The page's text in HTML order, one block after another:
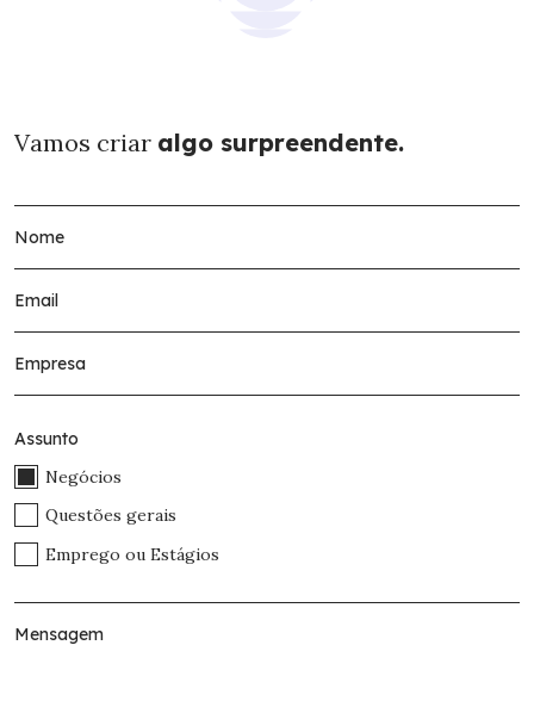
Vamos criar algo surpreendente.
Assunto
Negócios
Questões gerais
Emprego ou Estágios